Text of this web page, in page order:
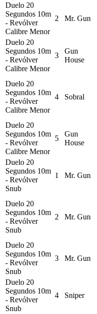
Duelo 20
Segundos 10m
- Revólver
Calibre Menor
2 Mr. Gun
Duelo 20
Segundos 10m
- Revólver
Calibre Menor
3
Gun
House
Duelo 20
Segundos 10m
- Revólver
Calibre Menor
4 Sobral
Duelo 20
Segundos 10m
- Revólver
Calibre Menor
5
Gun
House
Duelo 20
Segundos 10m
- Revólver
Snub
1 Mr. Gun
Duelo 20
Segundos 10m
- Revólver
Snub
2 Mr. Gun
Duelo 20
Segundos 10m
- Revólver
Snub
3 Mr. Gun
Duelo 20
Segundos 10m
- Revólver
Snub
4 Sniper